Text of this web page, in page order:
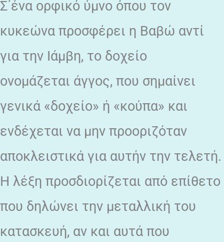
Σ΄ένα ορφικό ύμνο όπου τον
κυκεώνα προσφέρει η Βαβώ αντί
για την Ιάμβη, το δοχείο
ονομάζεται άγγος, που σημαίνει
γενικά «δοχείο» ή «κούπα» και
ενδέχεται να μην προοριζόταν
αποκλειστικά για αυτήν την τελετή.
Η λέξη προσδιορίζεται από επίθετο
που δηλώνει την μεταλλική του
κατασκευή, αν και αυτά που